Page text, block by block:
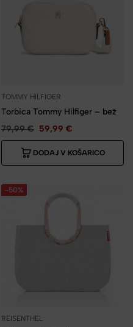
TOMMY HILFIGER
Torbica Tommy Hilfiger – bež
79,99€ 59,99 €
DODAJ V KOŠARICO
-50%
REISENTHEL